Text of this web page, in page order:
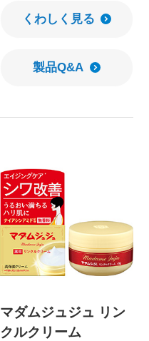
くわしく見る
製品Q&A
マダムジュジュ リン
クルクリーム